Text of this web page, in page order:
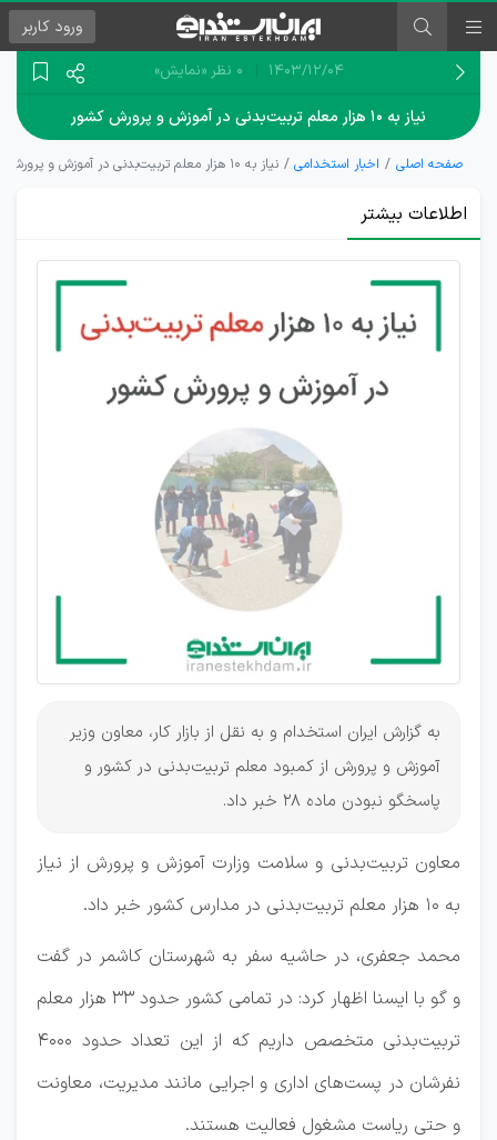
ورود کاربر
۱۴۰۳/۱۲/۰۴ 0 نظر «نمایش»
نیاز به ۱۰ هزار معلم تربیت‌بدنی در آموزش و پرورش کشور
صفحه اصلی اخبار استخدامی نیاز به ۱۰ هزار معلم تربیت‌بدنی در آموزش و پرورش کشور
اطلاعات بیشتر
پذیرش
از طریق
ماده
به گزارش ایران استخدام و به نقل از بازار کار، معاون وزیر
آموزش و پرورش از کمبود معلم تربیت‌بدنی در کشور و
پاسخگو نبودن ماده ۲۸ خبر داد.
معاون تربیت‌بدنی و سلامت وزارت آموزش و پرورش از نیاز
به ۱۰ هزار معلم تربیت‌بدنی در مدارس کشور خبر داد.
محمد جعفری، در حاشیه سفر به شهرستان کاشمر در گفت
و گو با ایسنا اظهار کرد: در تمامی کشور حدود ۳۳ هزار معلم
تربیت‌بدنی متخصص داریم که از این تعداد حدود ۴۰۰۰
نفرشان در پست‌های اداری و اجرایی مانند مدیریت، معاونت
و حتی ریاست مشغول فعالیت هستند.